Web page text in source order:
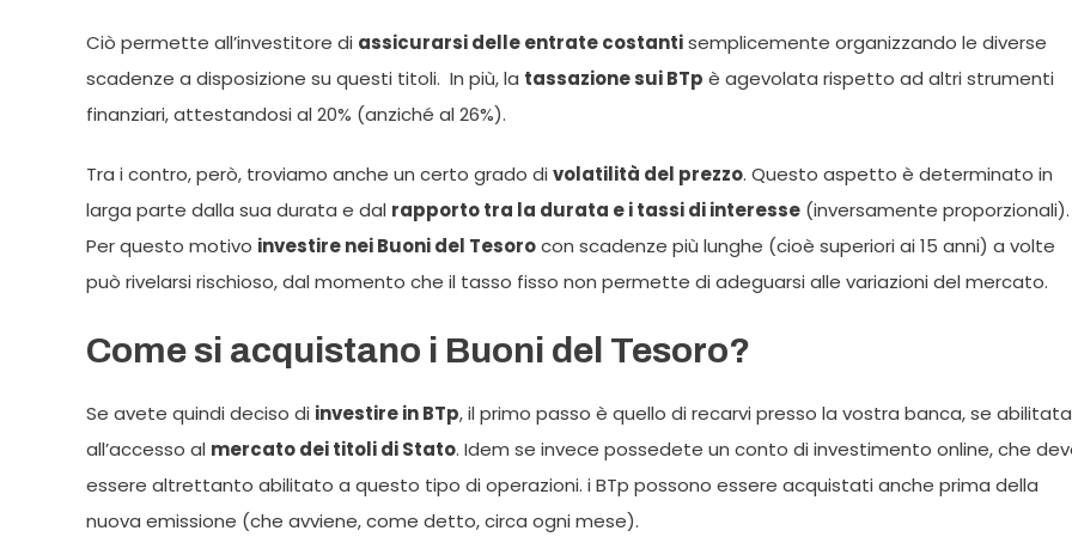
Ciò permette all’investitore di assicurarsi delle entrate costantisemplicemente organizzando le diverse
scadenze a disposizione su questi titoli. In più, la tassazione sui BTp è agevolata rispetto ad altri strumenti
finanziari, attestandosi al 20% (anziché al 26%).
Tra i contro, però, troviamo anche un certo grado di volatilità del prezzo. Questo aspetto è determinato in
larga parte dalla sua durata e dal rapporto tra la durata e i tassi di interesse (inversamente proporzionali).
Per questo motivo investire nei Buoni del Tesorocon scadenze più lunghe (cioè superiori ai 15 anni) a volte
può rivelarsi rischioso, dal momento che il tasso fisso non permette di adeguarsi alle variazioni del mercato.
Come si acquistano i Buoni del Tesoro?
Se avete quindi deciso di investire in BTp, il primo passo è quello di recarvi presso la vostra banca, se abilitata
all’accesso al mercato dei titoli di Stato. Idem se invece possedete un conto di investimento online, che
essere altrettanto abilitato a questo tipo di operazioni. i BTp possono essere acquistati anche prima della
nuova emissione (che avviene, come detto, circa ogni mese).